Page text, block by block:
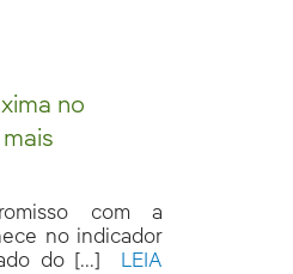
no
com a
no indicador
do [...]
LEIA